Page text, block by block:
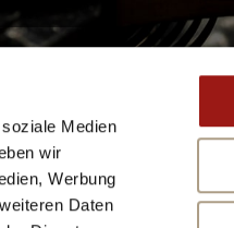
Medien
wir
Werbung
Daten